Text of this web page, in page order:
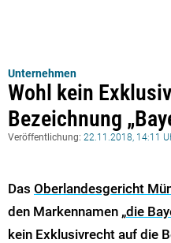
Unternehmen
Wohl kein
Bezeichnung
Veröffentlichung: 22.11.2018, 14:11
Das Oberlandesgericht
den Markennamen „die
kein Exklusivrecht auf die